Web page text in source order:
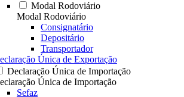
Modal Rodoviário
Modal Rodoviário
Consignatário
Depositário
Transportador
Única de Exportação
Declaração Única de Importação
Única de Importação
Sefaz